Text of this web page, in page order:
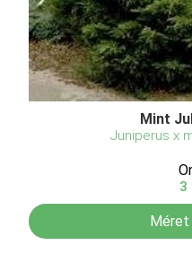
Mint
Juniperus x
3
Méret